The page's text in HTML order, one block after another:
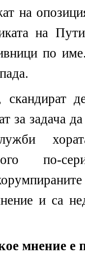
на
на
по
за задача
по-
и са
мнение е